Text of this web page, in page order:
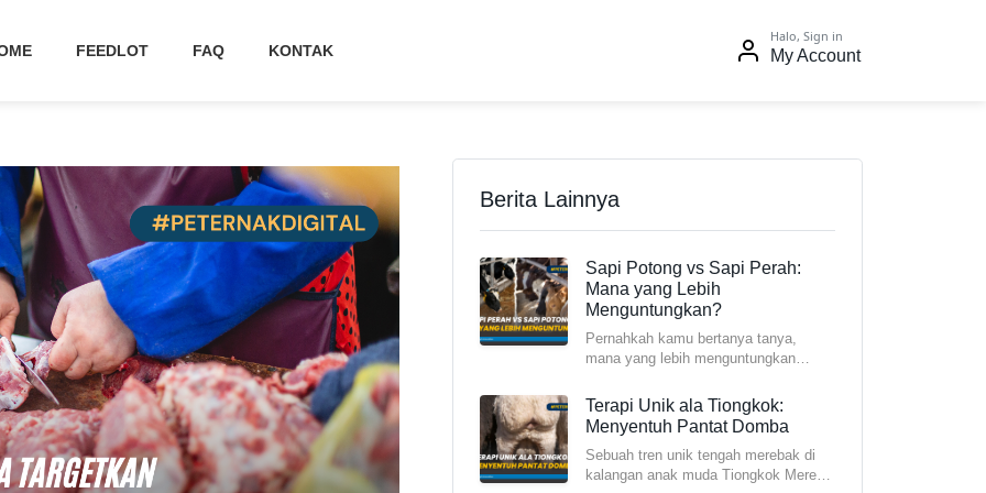
FEEDLOT FAQ KONTAK
Halo, Sign in
My Account
Berita Lainnya
Sapi Potong vs Sapi Perah:
Mana yang Lebih
Menguntungkan?
Pernahkah kamu bertanya tanya,
mana yang lebih menguntungkan
p
Terapi Unik ala Tiongkok:
Menyentuh Pantat Domba
Sebuah tren unik tengah merebak di
kalangan anak muda Tiongkok Mereka